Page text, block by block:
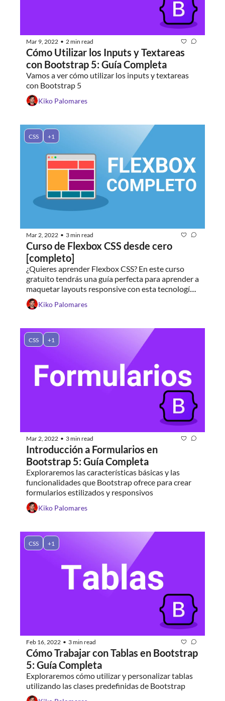
Mar 9, 2022 • 2 min read
Cómo Utilizar los Inputs y Textareas
con Bootstrap 5: Guía Completa
Vamos a ver cómo utilizar los inputs y textareas
con Bootstrap 5
Kiko Palomares
CSS +1
Mar 2, 2022 • 3 min read
Curso de Flexbox CSS desde cero
[completo]
¿Quieres aprender Flexbox CSS? En este curso
gratuito tendrás una guía perfecta para aprender a
maquetar layouts responsive con esta tecnología
de CSS
Kiko Palomares
CSS +1
Mar 2, 2022 • 3 min read
Introducción a Formularios en
Bootstrap 5: Guía Completa
Exploraremos las características básicas y las
funcionalidades que Bootstrap ofrece para crear
formularios estilizados y responsivos
Kiko Palomares
CSS +1
Feb 16, 2022 • 3 min read
Cómo Trabajar con Tablas en Bootstrap
5: Guía Completa
Exploraremos cómo utilizar y personalizar tablas
utilizando las clases predefinidas de Bootstrap